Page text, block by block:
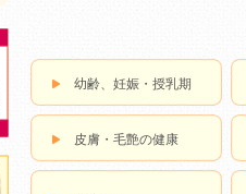
幼齢、妊娠・授乳期
皮膚・毛艶の健康